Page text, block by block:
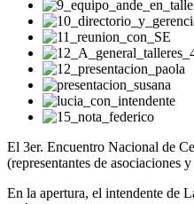
El 3er. Encuentro Nacional de
(representantes de asociaciones
En la apertura, el intendente de